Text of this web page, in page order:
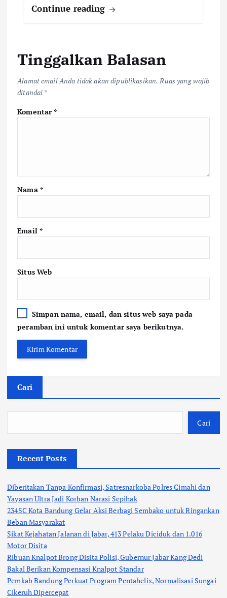
Continue reading
Tinggalkan Balasan
Alamat email Anda tidak akan dipublikasikan. Ruas yang wajib
ditandai *
Komentar*
Nama *
Email *
Situs Web
Simpan nama, email, dan situs web saya pada
peramban ini untuk komentar saya berikutnya.
Cari
Cari
Recent Posts
Diberitakan Tanpa Konfirmasi, Satresnarkoba Polres Cimahi dan
Yayasan Ultra Jadi Korban Narasi Sepihak
234SC Kota Bandung Gelar Aksi Berbagi Sembako untuk Ringankan
Beban Masyarakat
Sikat Kejahatan Jalanan di Jabar, 413 Pelaku Diciduk dan 1.016
Motor Disita
Ribuan Knalpot Brong Disita Polisi, Gubernur Jabar Kang Dedi
Bakal Berikan Kompensasi Knalpot Standar
Pemkab Bandung Perkuat Program Pentahelix, Normalisasi Sungai
Cikeruh Dipercepat